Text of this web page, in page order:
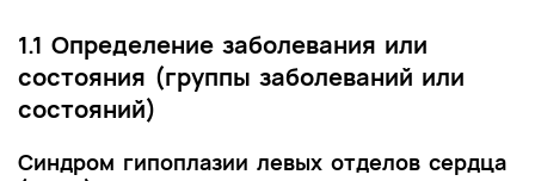
1.1 Определение заболевания или
состояния (группы заболеваний или
состояний)
Синдром гипоплазии левых отделов сердца